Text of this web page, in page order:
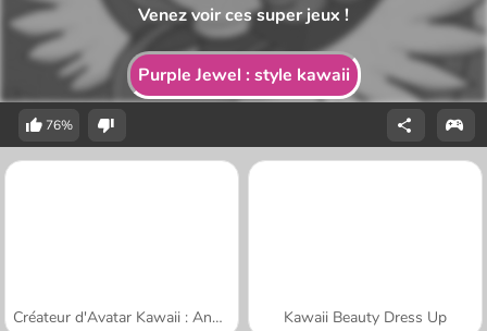
Purple Jewel : style kawaii
Venez voir ces super jeux !
76%
Créateur d'Avatar Kawaii : Ange ou Démon Kawaii Beauty Dress Up